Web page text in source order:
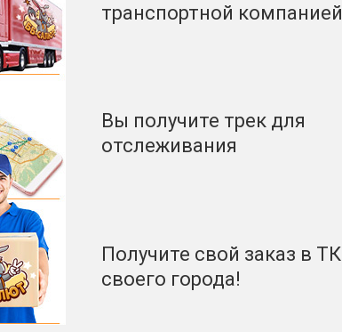
транспортной компанией
Вы получите трек для
отслеживания
Получите свой заказ в ТК
своего города!